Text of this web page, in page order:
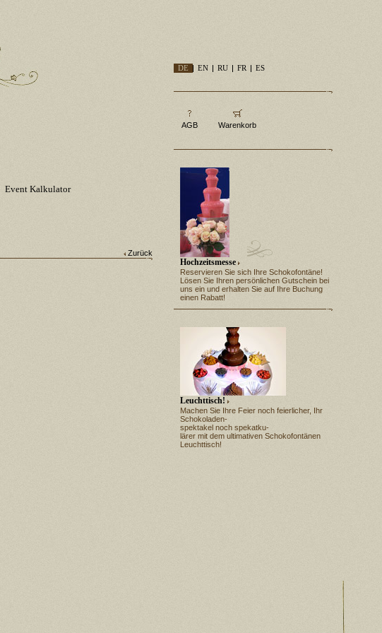
Event Kalkulator
Zurück
DE EN RU FR ES
AGB Warenkorb
Hochzeitsmesse
Reservieren Sie sich Ihre Schokofontäne!
Lösen Sie Ihren persönlichen Gutschein bei
uns ein und erhalten Sie auf Ihre Buchung
einen Rabatt!
Leuchttisch!
Machen Sie Ihre Feier noch feierlicher, Ihr
Schokoladen-
spektakel noch spekatku-
lärer mit dem ultimativen Schokofontänen
Leuchttisch!